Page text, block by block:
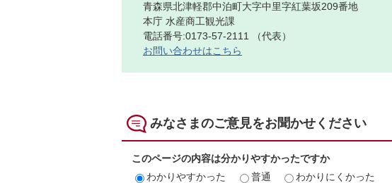
青森県北津軽郡中泊町大字中里字紅葉坂209番地
本庁 水産商工観光課
電話番号:0173-57-2111 （代表）
お問い合わせはこちら
みなさまのご意見をお聞かせください
このページの内容は分かりやすかったですか
わかりやすかった
普通 わかりにくかった